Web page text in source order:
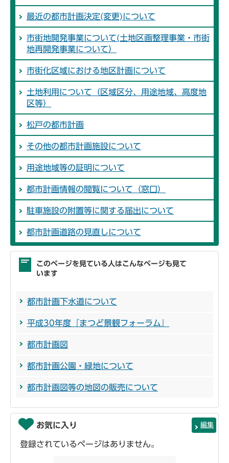
最近の都市計画決定(変更)について
市街地開発事業について(土地区画整理事業・市街
地再開発事業について）
市街化区域における地区計画について
土地利用について（区域区分、用途地域、高度地
区等）
松戸の都市計画
その他の都市計画施設について
用途地域等の証明について
都市計画情報の閲覧について（窓口）
駐車施設の附置等に関する届出について
都市計画道路の見直しについて
このページを見ている人はこんなページも見て
います
都市計画下水道について
平成30年度『まつど景観フォーラム』
都市計画図
都市計画公園・緑地について
都市計画図等の地図の販売について
お気に入り 編集
登録されているページはありません。